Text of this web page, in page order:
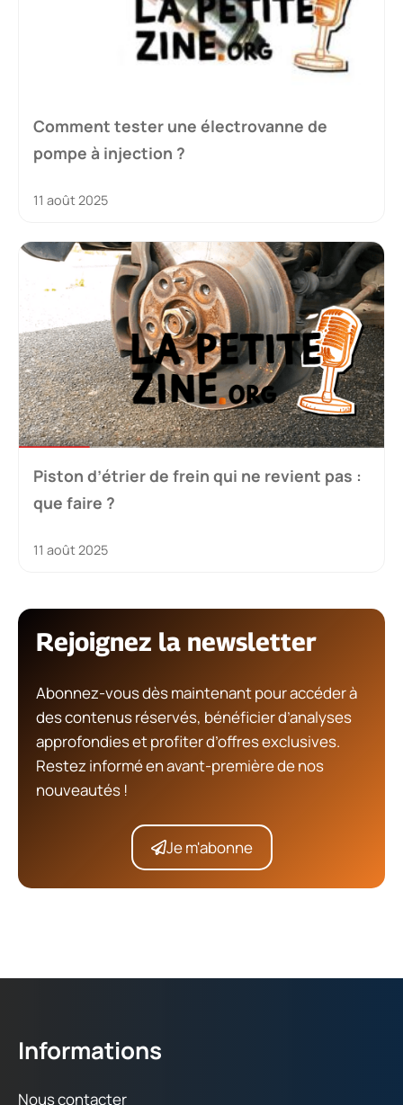
Comment tester une électrovanne de
pompe à injection ?
11 août 2025
Piston d’étrier de frein qui ne revient pas :
que faire ?
11 août 2025
Rejoignez la newsletter
Abonnez-vous dès maintenant pour accéder à
des contenus réservés, bénéficier d’analyses
approfondies et profiter d’offres exclusives.
Restez informé en avant-première de nos
nouveautés !
Je m'abonne
Informations
Nous contacter